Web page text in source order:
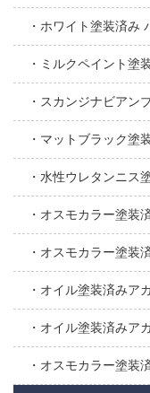
ホワイト塗装済み
ミルクペイント塗
スカンジナビアン
マットブラック塗
水性ウレタンニス
オスモカラー塗装
オスモカラー塗装
オイル塗装済みア
オイル塗装済みア
オスモカラー塗装